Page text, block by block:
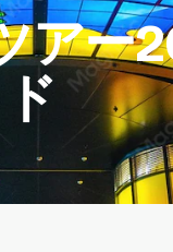
アー